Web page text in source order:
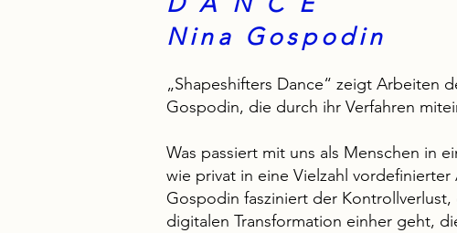
Nina Gospodin
„Shapeshifters Dance“ zeigt Arbeiten
Gospodin, die durch ihr Verfahren
Was passiert mit uns als Menschen in
wie privat in eine Vielzahl
Gospodin fasziniert der
digitalen Transformation einher geht,